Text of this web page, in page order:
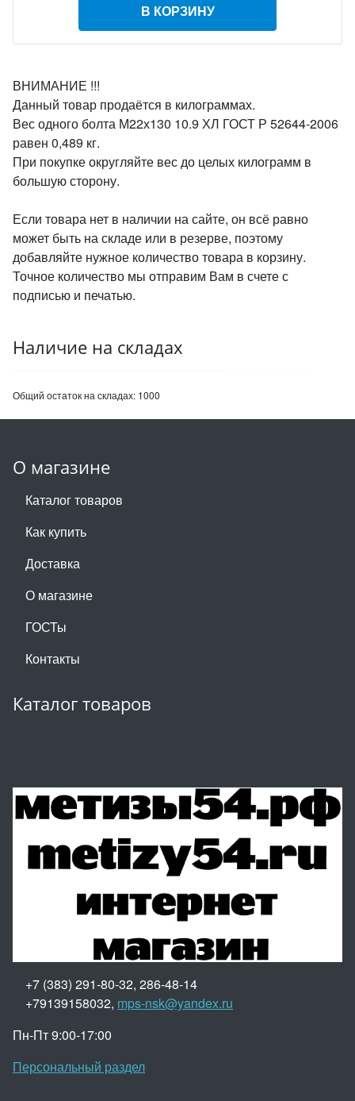
В КОРЗИНУ
ВНИМАНИЕ !!!
Данный товар продаётся в килограммах.
Вес одного болта М22х130 10.9 ХЛ ГОСТ Р 52644-2006
равен 0,489 кг.
При покупке округляйте вес до целых килограмм в
большую сторону.
Если товара нет в наличии на сайте, он всё равно
может быть на складе или в резерве, поэтому
добавляйте нужное количество товара в корзину.
Точное количество мы отправим Вам в счете с
подписью и печатью.
Наличие на складах
Общий остаток на складах: 1000
О магазине
Каталог товаров
Как купить
Доставка
О магазине
ГОСТы
Контакты
Каталог товаров
+7 (383) 291-80-32, 286-48-14
+79139158032, mps-nsk@yandex.ru
Пн-Пт 9:00-17:00
Персональный раздел